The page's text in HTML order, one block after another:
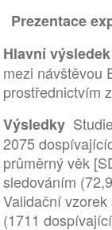
Prezentace
Hlavní
mezi návštěvou
prostřednictvím
VýsledkyStudie
2075
průměrný věk
sledováním
Validační
(1711